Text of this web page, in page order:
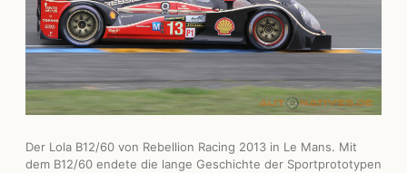
Der Lola B12/60 von Rebellion Racing 2013 in Le Mans. Mit
dem B12/60 endete die lange Geschichte der Sportprototypen